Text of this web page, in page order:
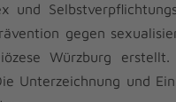
und
gegen
Würzburg
Unterzeichnung und